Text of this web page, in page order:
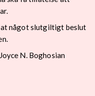
något slutgiltigt beslut
N. Boghosian